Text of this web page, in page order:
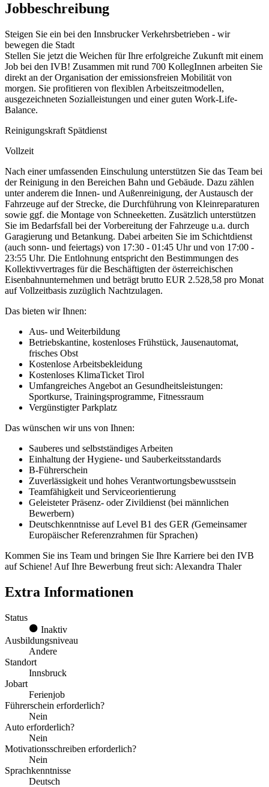
Jobbeschreibung
Steigen Sie ein bei den Innsbrucker Verkehrsbetrieben - wir
bewegen die Stadt
Stellen Sie jetzt die Weichen für Ihre erfolgreiche Zukunft mit einem
Job bei den IVB! Zusammen mit rund 700 KollegInnen arbeiten Sie
direkt an der Organisation der emissionsfreien Mobilität von
morgen. Sie profitieren von flexiblen Arbeitszeitmodellen,
ausgezeichneten Sozialleistungen und einer guten Work-Life-
Balance.
Reinigungskraft Spätdienst
Vollzeit
Nach einer umfassenden Einschulung unterstützen Sie das Team bei
der Reinigung in den Bereichen Bahn und Gebäude. Dazu zählen
unter anderem die Innen- und Außenreinigung, der Austausch der
Fahrzeuge auf der Strecke, die Durchführung von Kleinreparaturen
sowie ggf. die Montage von Schneeketten. Zusätzlich unterstützen
Sie im Bedarfsfall bei der Vorbereitung der Fahrzeuge u.a. durch
Garagierung und Betankung. Dabei arbeiten Sie im Schichtdienst
(auch sonn- und feiertags) von 17:30 - 01:45 Uhr und von 17:00 -
23:55 Uhr. Die Entlohnung entspricht den Bestimmungen des
Kollektivvertrages für die Beschäftigten der österreichischen
Eisenbahnunternehmen und beträgt brutto EUR 2.528,58 pro Monat
auf Vollzeitbasis zuzüglich Nachtzulagen.
Das bieten wir Ihnen:
Aus- und Weiterbildung
Betriebskantine, kostenloses Frühstück, Jausenautomat,
frisches Obst
Kostenlose Arbeitsbekleidung
Kostenloses KlimaTicket Tirol
Umfangreiches Angebot an Gesundheitsleistungen:
Sportkurse, Trainingsprogramme, Fitnessraum
Vergünstigter Parkplatz
Das wünschen wir uns von Ihnen:
​​​​​​​Sauberes und selbstständiges Arbeiten
Einhaltung der Hygiene- und Sauberkeitsstandards
B-Führerschein
Zuverlässigkeit und hohes Verantwortungsbewusstsein
Teamfähigkeit und Serviceorientierung
Geleisteter Präsenz- oder Zivildienst (bei männlichen
Bewerbern)
Deutschkenntnisse auf Level B1 des GER (Gemeinsamer
Europäischer Referenzrahmen für Sprachen)
Kommen Sie ins Team und bringen Sie Ihre Karriere bei den IVB
auf Schiene! Auf Ihre Bewerbung freut sich: Alexandra Thaler
Extra Informationen
Status
Inaktiv
Ausbildungsniveau
Andere
Standort
Innsbruck
Jobart
Ferienjob
Führerschein erforderlich?
Nein
Auto erforderlich?
Nein
Motivationsschreiben erforderlich?
Nein
Sprachkenntnisse
Deutsch